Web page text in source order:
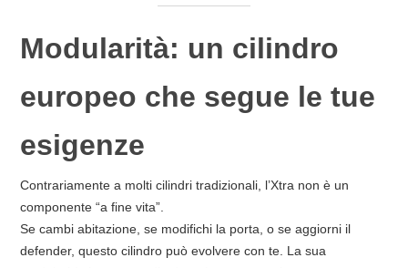
Modularità: un cilindro
europeo che segue le tue
esigenze
Contrariamente a molti cilindri tradizionali, l’Xtra non è un
componente “a fine vita”.
Se cambi abitazione, se modifichi la porta, o se aggiorni il
defender, questo cilindro può evolvere con te. La sua